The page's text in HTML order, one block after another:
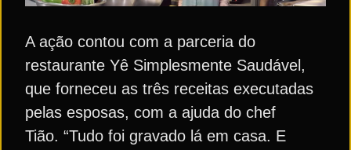
A ação contou com a parceria do
restaurante Yê Simplesmente Saudável,
que forneceu as três receitas executadas
pelas esposas, com a ajuda do chef
Tião. “Tudo foi gravado lá em casa. E